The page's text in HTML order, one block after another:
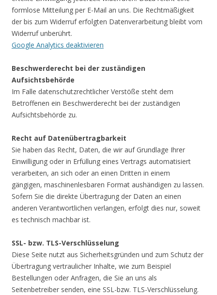
formlose Mitteilung per E-Mail an uns. Die Rechtmäßigkeit
der bis zum Widerruf erfolgten Datenverarbeitung bleibt vom
Widerruf unberührt.
Google Analytics deaktivieren
Beschwerderecht bei der zuständigen
Aufsichtsbehörde
Im Falle datenschutzrechtlicher Verstöße steht dem
Betroffenen ein Beschwerderecht bei der zuständigen
Aufsichtsbehörde zu.
Recht auf Datenübertragbarkeit
Sie haben das Recht, Daten, die wir auf Grundlage Ihrer
Einwilligung oder in Erfüllung eines Vertrags automatisiert
verarbeiten, an sich oder an einen Dritten in einem
gängigen, maschinenlesbaren Format aushändigen zu lassen.
Sofern Sie die direkte Übertragung der Daten an einen
anderen Verantwortlichen verlangen, erfolgt dies nur, soweit
es technisch machbar ist.
SSL- bzw. TLS-Verschlüsselung
Diese Seite nutzt aus Sicherheitsgründen und zum Schutz der
Übertragung vertraulicher Inhalte, wie zum Beispiel
Bestellungen oder Anfragen, die Sie an uns als
Seitenbetreiber senden, eine SSL-bzw. TLS-Verschlüsselung.